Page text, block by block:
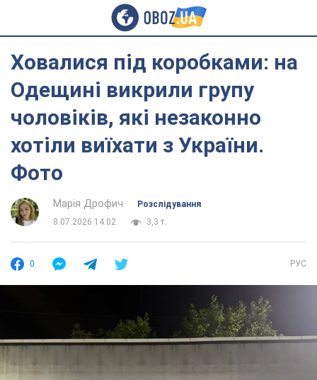
Ховалися під коробками: на
Одещині викрили групу
чоловіків, які незаконно
хотіли виїхати з України.
Фото
Марія Дрофич
Розслідування
8.07.2026 14:02
3,3 т.
0 РУС